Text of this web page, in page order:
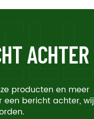
ACHTER
producten en meer
bericht achter, wij